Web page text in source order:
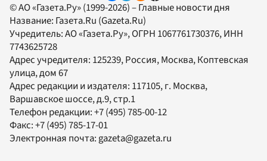
© АО «Газета.Ру» (1999-2026) – Главные новости дня
Название: Газета.Ru (Gazeta.Ru)
Учредитель:АО «Газета.Ру», ОГРН 1067761730376, ИНН
7743625728
Адрес учредителя: 125239, Россия, Москва, Коптевская
улица, дом 67
Адрес редакции и издателя: 117105, г. Москва,
Варшавское шоссе, д.9, стр.1
Телефон редакции:+7 (495) 785-00-12
Факс:+7 (495) 785-17-01
Электронная почта:gazeta@gazeta.ru